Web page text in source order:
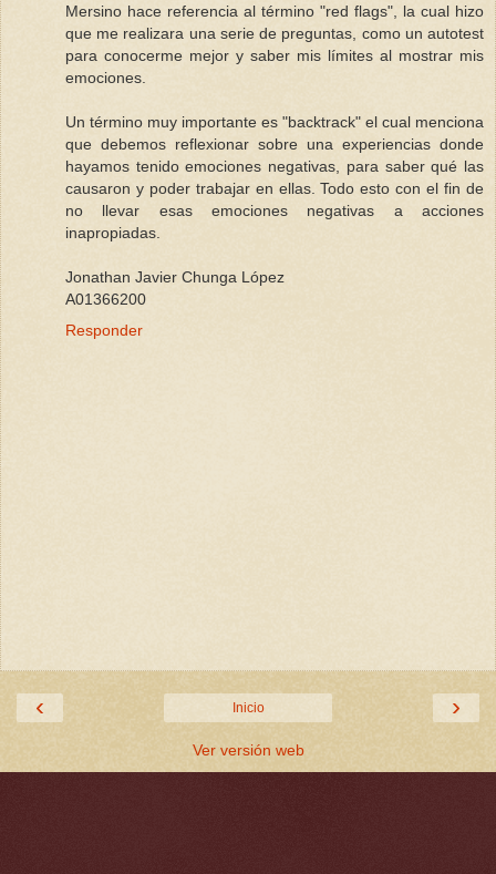
Mersino hace referencia al término "red flags", la cual hizo
que me realizara una serie de preguntas, como un autotest
para conocerme mejor y saber mis límites al mostrar mis
emociones.
Un término muy importante es "backtrack" el cual menciona
que debemos reflexionar sobre una experiencias donde
hayamos tenido emociones negativas, para saber qué las
causaron y poder trabajar en ellas. Todo esto con el fin de
no llevar esas emociones negativas a acciones
inapropiadas.
Jonathan Javier Chunga López
A01366200
Responder
‹ ›
Inicio
Ver versión web